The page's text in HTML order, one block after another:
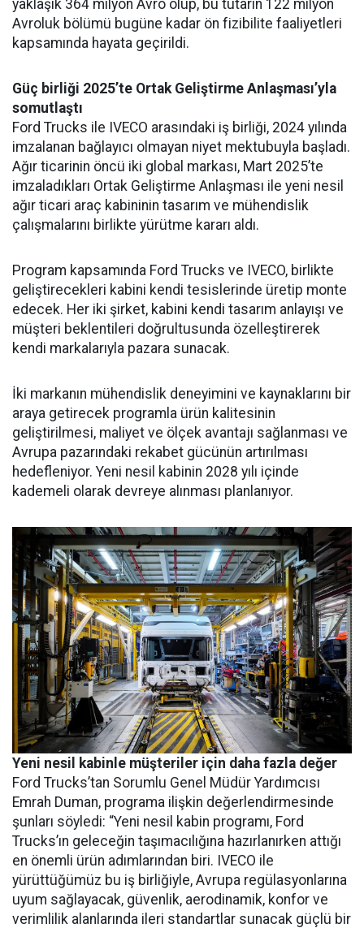
yaklaşık 364 milyon Avro olup, bu tutarın 122 milyon
Avroluk bölümü bugüne kadar ön fizibilite faaliyetleri
kapsamında hayata geçirildi.
Güç birliği 2025’te Ortak Geliştirme Anlaşması’yla
somutlaştı
Ford Trucks ile IVECO arasındaki iş birliği, 2024 yılında
imzalanan bağlayıcı olmayan niyet mektubuyla başladı.
Ağır ticarinin öncü iki global markası, Mart 2025’te
imzaladıkları Ortak Geliştirme Anlaşması ile yeni nesil
ağır ticari araç kabininin tasarım ve mühendislik
çalışmalarını birlikte yürütme kararı aldı.
Program kapsamında Ford Trucks ve IVECO, birlikte
geliştirecekleri kabini kendi tesislerinde üretip monte
edecek. Her iki şirket, kabini kendi tasarım anlayışı ve
müşteri beklentileri doğrultusunda özelleştirerek
kendi markalarıyla pazara sunacak.
İki markanın mühendislik deneyimini ve kaynaklarını bir
araya getirecek programla ürün kalitesinin
geliştirilmesi, maliyet ve ölçek avantajı sağlanması ve
Avrupa pazarındaki rekabet gücünün artırılması
hedefleniyor. Yeni nesil kabinin 2028 yılı içinde
kademeli olarak devreye alınması planlanıyor.
Yeni nesil kabinle müşteriler için daha fazla değer
Ford Trucks’tan Sorumlu Genel Müdür Yardımcısı
Emrah Duman, programa ilişkin değerlendirmesinde
şunları söyledi: “Yeni nesil kabin programı, Ford
Trucks’ın geleceğin taşımacılığına hazırlanırken attığı
en önemli ürün adımlarından biri. IVECO ile
yürüttüğümüz bu iş birliğiyle, Avrupa regülasyonlarına
uyum sağlayacak, güvenlik, aerodinamik, konfor ve
verimlilik alanlarında ileri standartlar sunacak güçlü bir